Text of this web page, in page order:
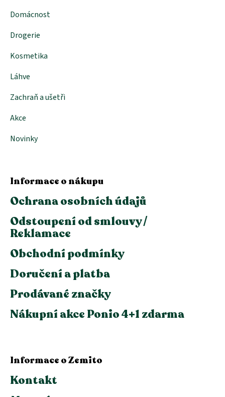
Domácnost
Drogerie
Kosmetika
Láhve
Zachraň a ušetři
Akce
Novinky
Informace o nákupu
Ochrana osobních údajů
Odstoupení od smlouvy /
Reklamace
Obchodní podmínky
Doručení a platba
Prodávané značky
Nákupní akce Ponio 4+1 zdarma
Informace o Zemito
Kontakt